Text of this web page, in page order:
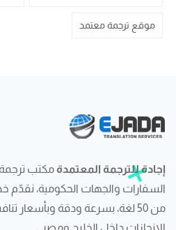
موقع ترجمة معتمد
إجادة للترجمة المعتمدة مكتب
السفارات والجهات الحكومية، نقدّم
من 50 لغة، بسرعة ودقة
الإنجازات داخل الخليج ومصر.